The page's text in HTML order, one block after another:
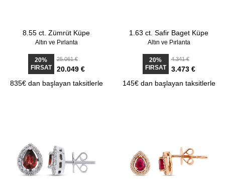
8.55 ct. Zümrüt Küpe
Altın ve Pırlanta
20%
FIRSAT
25.061 €
20.049 €
835€ dan başlayan taksitlerle
1.63 ct. Safir Baget Küpe
Altın ve Pırlanta
20%
FIRSAT
4.341 €
3.473 €
145€ dan başlayan taksitlerle